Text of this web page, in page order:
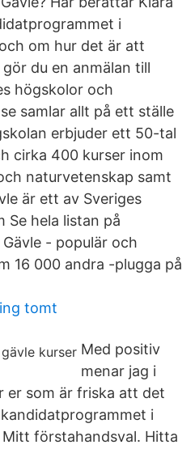
i
om hur det är att
du en anmälan till
högskolor och
samlar allt på ett ställe
erbjuder ett 50-tal
cirka 400 kurser inom
naturvetenskap samt
är ett av Sveriges
Se hela listan på
- populär och
16 000 andra -plugga på
tomt
Med positiv
menar jag i
er som är friska att det
i
förstahandsval. Hitta